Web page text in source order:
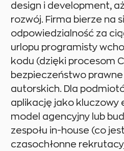
design i development,
rozwój. Firma bierze na
odpowiedzialność za
urlopu programisty
kodu (dzięki procesom
bezpieczeństwo
autorskich. Dla
aplikację jako kluczowy
model agencyjny lub
zespołu in-house (co
czasochłonne